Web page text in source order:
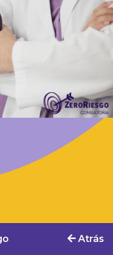
Atrás